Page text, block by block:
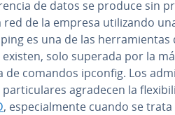
de datos se produce sin
de la empresa uti­li­za­n­do
es una de las he­rra­mie­n­tas
solo superada por la
de comandos ipconfig. Los
agradecen la
, es­pe­cia­l­me­n­te cuando se trata